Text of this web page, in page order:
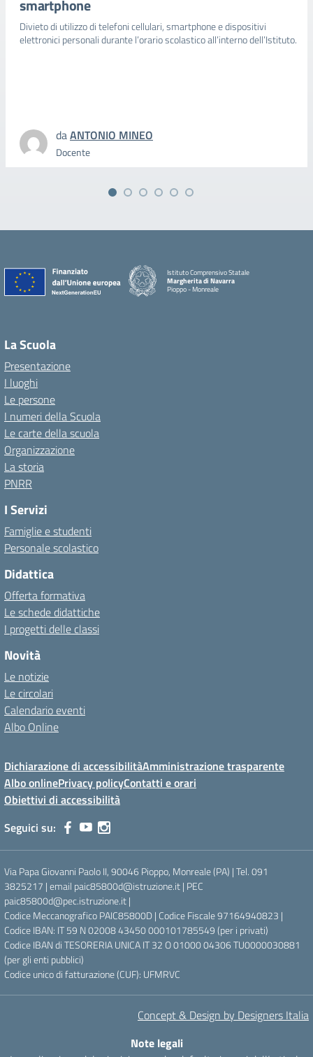
smartphone
Divieto di utilizzo di telefoni cellulari, smartphone e dispositivi
elettronici personali durante l’orario scolastico all’interno dell’Istituto.
daANTONIO MINEO
Docente
Istituto Comprensivo Statale
Margherita di Navarra
Pioppo - Monreale
La Scuola
Presentazione
I luoghi
Le persone
I numeri della Scuola
Le carte della scuola
Organizzazione
La storia
PNRR
I Servizi
Famiglie e studenti
Personale scolastico
Didattica
Offerta formativa
Le schede didattiche
I progetti delle classi
Novità
Le notizie
Le circolari
Calendario eventi
Albo Online
Dichiarazione di accessibilitàAmministrazione trasparente
Albo onlinePrivacy policyContatti e orari
Obiettivi di accessibilità
Seguici su:
Via Papa Giovanni Paolo II, 90046 Pioppo, Monreale (PA) | Tel. 091
3825217 | email paic85800d@istruzione.it | PEC
paic85800d@pec.istruzione.it |
Codice Meccanografico PAIC85800D | Codice Fiscale 97164940823 |
Codice IBAN: IT 59 N 02008 43450 000101785549 (per i privati)
Codice IBAN di TESORERIA UNICA IT 32 O 01000 04306 TU0000030881
(per gli enti pubblici)
Codice unico di fatturazione (CUF): UFMRVC
Concept & Design by Designers Italia
Note legali